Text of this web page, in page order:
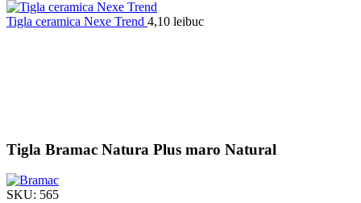
Tigla ceramica Nexe Trend 4,10 leibuc
Tigla Bramac Natura Plus maro Natural
SKU: 565